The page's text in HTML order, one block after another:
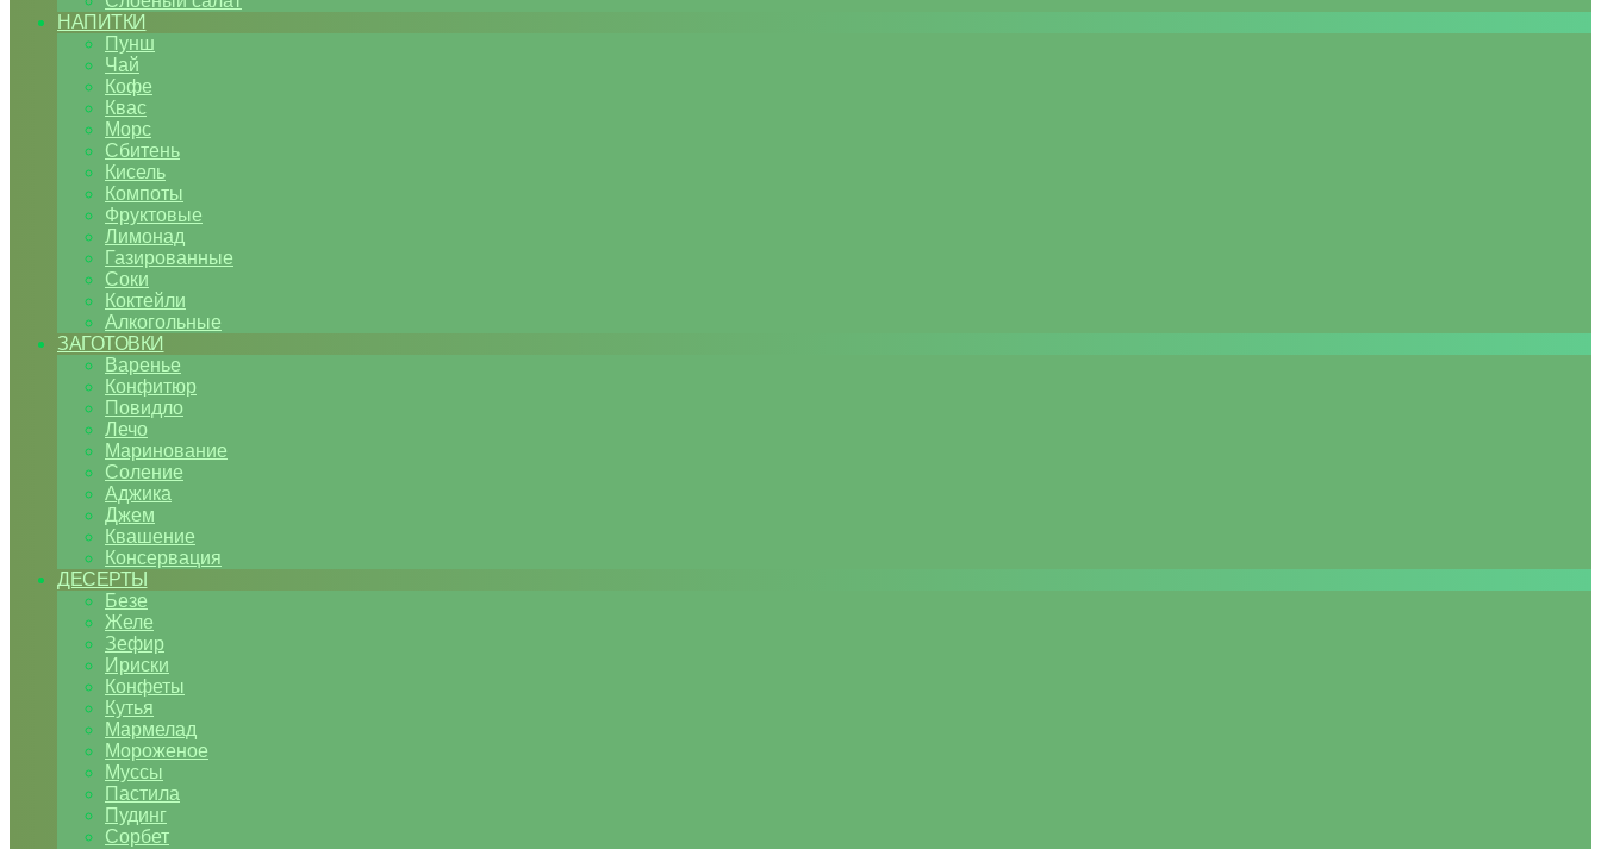
НАПИТКИ
Пунш
Чай
Кофе
Квас
Морс
Сбитень
Кисель
Компоты
Фруктовые
Лимонад
Газированные
Соки
Коктейли
Алкогольные
ЗАГОТОВКИ
Варенье
Конфитюр
Повидло
Лечо
Маринование
Соление
Аджика
Джем
Квашение
Консервация
ДЕСЕРТЫ
Безе
Желе
Зефир
Ириски
Конфеты
Кутья
Мармелад
Мороженое
Муссы
Пастила
Пудинг
Сорбет